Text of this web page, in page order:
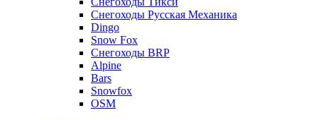
Снегоходы Русская Механика
Dingo
Snow Fox
Снегоходы BRP
Alpine
Bars
Snowfox
OSM